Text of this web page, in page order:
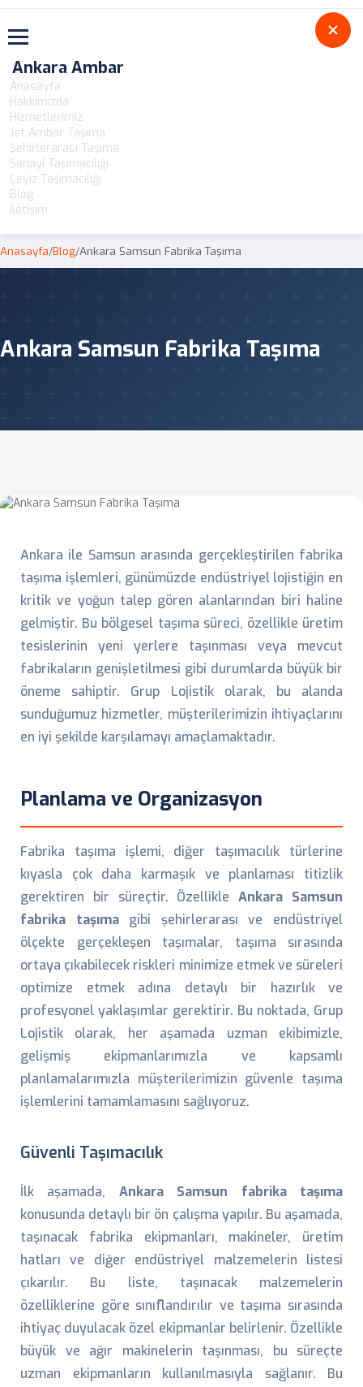
Toggle navigation
Ankara Ambar
Anasayfa
Hakkımızda
Hizmetlerimiz
Jet Ambar Taşıma
Şehirlerarası Taşıma
Sanayi Taşımacılığı
Çeyiz Taşımacılığı
Blog
İletişim
Anasayfa/Blog/Ankara Samsun Fabrika Taşıma
Ankara Samsun Fabrika Taşıma
Ankara ile Samsun arasında gerçekleştirilen fabrika
taşıma işlemleri, günümüzde endüstriyel lojistiğin en
kritik ve yoğun talep gören alanlarından biri haline
gelmiştir. Bu bölgesel taşıma süreci, özellikle üretim
tesislerinin yeni yerlere taşınması veya mevcut
fabrikaların genişletilmesi gibi durumlarda büyük bir
öneme sahiptir. Grup Lojistik olarak, bu alanda
sunduğumuz hizmetler, müşterilerimizin ihtiyaçlarını
en iyi şekilde karşılamayı amaçlamaktadır.
Planlama ve Organizasyon
Fabrika taşıma işlemi, diğer taşımacılık türlerine
kıyasla çok daha karmaşık ve planlaması titizlik
gerektiren bir süreçtir. ÖzellikleAnkara Samsun
fabrika taşımagibi şehirlerarası ve endüstriyel
ölçekte gerçekleşen taşımalar, taşıma sırasında
ortaya çıkabilecek riskleri minimize etmek ve süreleri
optimize etmek adına detaylı bir hazırlık ve
profesyonel yaklaşımlar gerektirir. Bu noktada, Grup
Lojistik olarak, her aşamada uzman ekibimizle,
gelişmiş ekipmanlarımızla ve kapsamlı
planlamalarımızla müşterilerimizin güvenle taşıma
işlemlerini tamamlamasını sağlıyoruz.
Güvenli Taşımacılık
İlk aşamada, Ankara Samsun fabrika taşıma
konusunda detaylı bir ön çalışma yapılır. Bu aşamada,
taşınacak fabrika ekipmanları, makineler, üretim
hatları ve diğer endüstriyel malzemelerin listesi
çıkarılır. Bu liste, taşınacak malzemelerin
özelliklerine göre sınıflandırılır ve taşıma sırasında
ihtiyaç duyulacak özel ekipmanlar belirlenir. Özellikle
büyük ve ağır makinelerin taşınması, bu süreçte
uzman ekipmanların kullanılmasıyla sağlanır. Bu